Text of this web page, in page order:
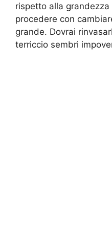
rispetto alla
procedere con
grande. Dovrai
terriccio sembri